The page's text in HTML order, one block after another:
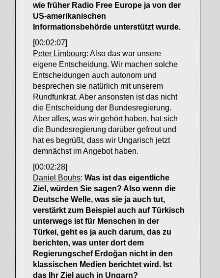
wie früher Radio Free Europe ja von der
US-amerikanischen
Informationsbehörde unterstützt wurde.
[00:02:07]
Peter Limbourg: Also das war unsere
eigene Entscheidung. Wir machen solche
Entscheidungen auch autonom und
besprechen sie natürlich mit unserem
Rundfunkrat. Aber ansonsten ist das nicht
die Entscheidung der Bundesregierung.
Aber alles, was wir gehört haben, hat sich
die Bundesregierung darüber gefreut und
hat es begrüßt, dass wir Ungarisch jetzt
demnächst im Angebot haben.
[00:02:28]
Daniel Bouhs: Was ist das eigentliche
Ziel, würden Sie sagen? Also wenn die
Deutsche Welle, was sie ja auch tut,
verstärkt zum Beispiel auch auf Türkisch
unterwegs ist für Menschen in der
Türkei, geht es ja auch darum, das zu
berichten, was unter dort dem
Regierungschef Erdoğan nicht in den
klassischen Medien berichtet wird. Ist
das Ihr Ziel auch in Ungarn?